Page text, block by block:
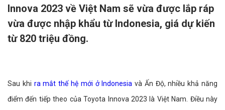
Innova 2023 về Việt Nam sẽ vừa được lắp ráp
vừa được nhập khẩu từ Indonesia, giá dự kiến
từ 820 triệu đồng.
Sau khi ra mắt thế hệ mới ở Indonesia và Ấn Độ, nhiều khả năng
điểm đến tiếp theo của Toyota Innova 2023 là Việt Nam. Điều này